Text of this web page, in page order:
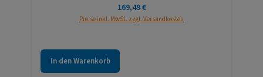
Regulärer Preis:
169,49 €
Preise inkl. MwSt. zzgl. Versandkosten
In den Warenkorb